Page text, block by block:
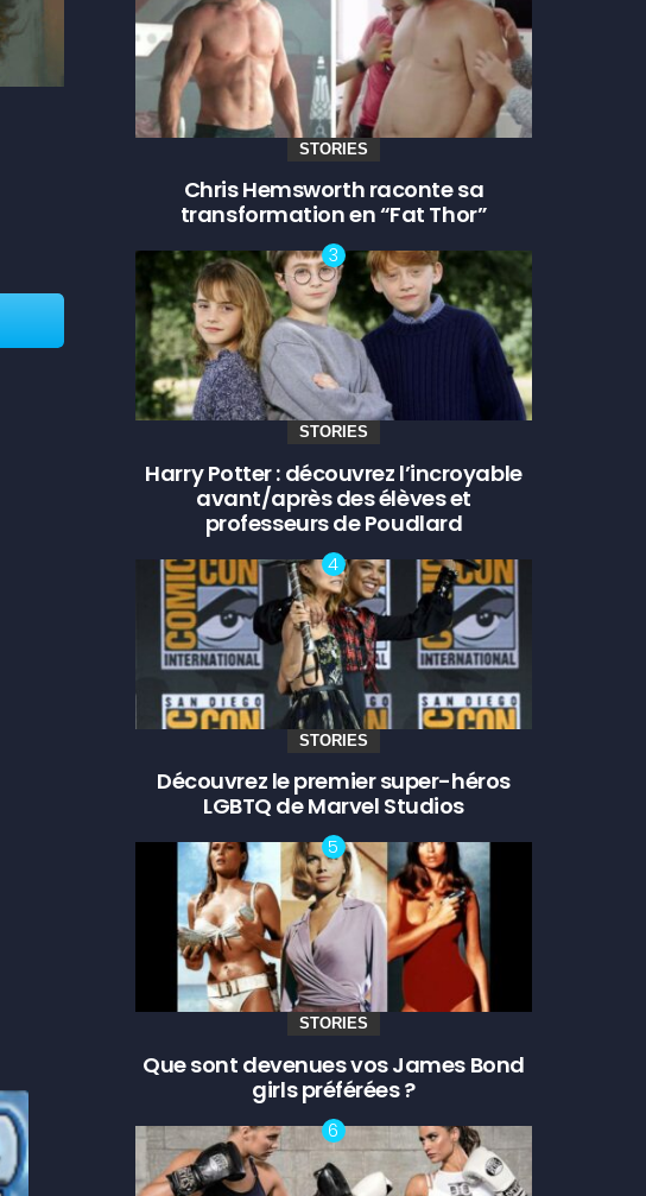
STORIES
Chris Hemsworth raconte sa
transformation en “Fat Thor”
STORIES
Harry Potter : découvrez l’incroyable
avant/après des élèves et
professeurs de Poudlard
STORIES
Découvrez le premier super-héros
LGBTQ de Marvel Studios
STORIES
Que sont devenues vos James Bond
girls préférées ?